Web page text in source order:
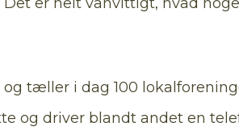
tæller i dag 100
og driver blandt andet en